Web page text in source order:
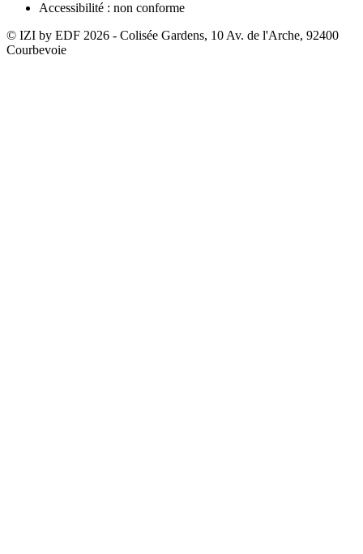
Accessibilité : non conforme
© IZI by EDF 2026 - Colisée Gardens, 10 Av. de l'Arche, 92400
Courbevoie